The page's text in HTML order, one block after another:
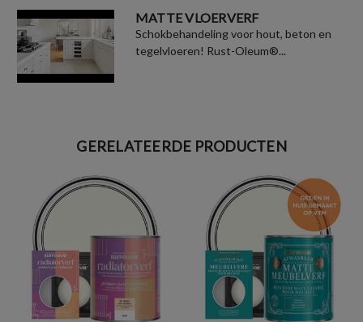
MATTE VLOERVERF
Schokbehandeling voor hout, beton en
tegelvloeren! Rust-Oleum®...
GERELATEERDE PRODUCTEN